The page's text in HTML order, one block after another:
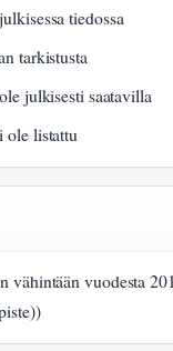
tiedossa
tarkistusta
julkisesti saatavilla
ole listattu
vähintään vuodesta